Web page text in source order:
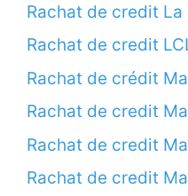
Rachat de credit La
Rachat de credit
Rachat de crédit
Rachat de credit
Rachat de credit
Rachat de credit